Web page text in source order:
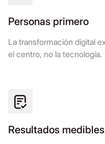
Personas primero
La transformación digital
el centro, no la tecnología.
Resultados medibles